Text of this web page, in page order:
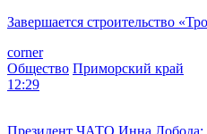
Завершается строительство
corner
Общество Приморский край
12:29